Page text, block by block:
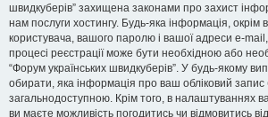
швидкуберів” захищена законами про захист
нам послуги хостингу. Будь-яка інформація, окрім
користувача, вашого паролю і вашої адреси e-
процесі реєстрації може бути необхідною або
“Форум українських швидкуберів”. У будь-якому
обирати, яка інформація про ваш обліковий запис
загальнодоступною. Крім того, в налаштуваннях
ви маєте можливість погодитись чи відмовитись